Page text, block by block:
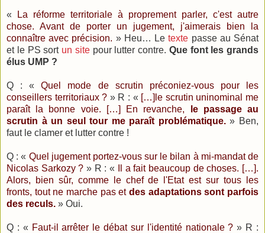
«
La réforme territoriale à proprement parler, c'est autre
chose. Avant de porter un jugement, j'aimerais bien la
connaître avec précision. » Heu… Letexte passe au Sénat
et le PS sort un sitepour lutter contre. Que font les grands
élus UMP ?
Q : «Quel mode de scrutin préconiez-vous pour les
conseillers territoriaux ? » R : « […]le scrutin uninominal me
paraît la bonne voie. […] En revanche, le passage au
scrutin à un seul tour me paraît problématique. » Ben,
faut le clamer et lutter contre !
Q : « Quel jugement portez-vous sur le bilan à mi-mandat de
Nicolas Sarkozy ? » R : « Il a fait beaucoup de choses. […].
Alors, bien sûr, comme le chef de l'Etat est sur tous les
fronts, tout ne marche pas et des adaptations sont parfois
des reculs. » Oui.
Q : « Faut-il arrêter le débat sur l'identité nationale ? » R :